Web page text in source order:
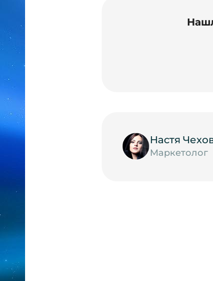
Настя
Маркетолог